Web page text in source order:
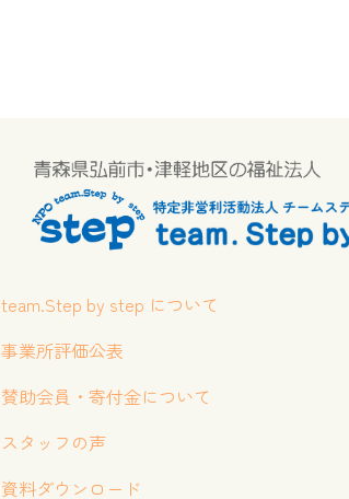
team.Step by step について
事業所評価公表
賛助会員・寄付金について
スタッフの声
資料ダウンロード